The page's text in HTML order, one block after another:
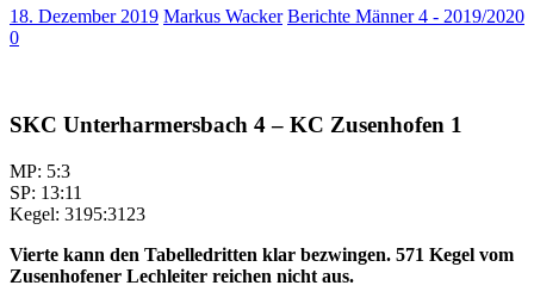
18. Dezember 2019 Markus Wacker Berichte Männer 4 - 2019/2020
0
SKC Unterharmersbach 4 – KC Zusenhofen 1
MP: 5:3
SP: 13:11
Kegel: 3195:3123
Vierte kann den Tabelledritten klar bezwingen. 571 Kegel vom
Zusenhofener Lechleiter reichen nicht aus.